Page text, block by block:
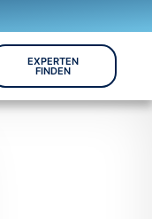
EXPERTEN
FINDEN